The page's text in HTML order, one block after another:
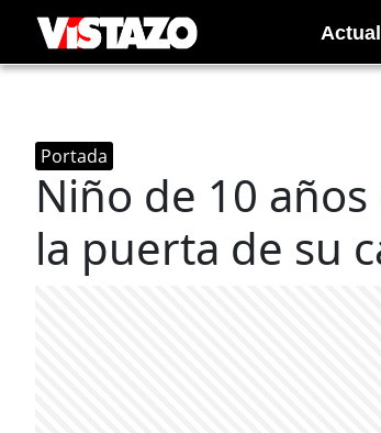
Portada
Niño de 10
la puerta de su